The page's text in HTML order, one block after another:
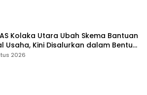
Kolaka Utara Ubah Skema Bantuan
Usaha, Kini Disalurkan dalam Bentuk
Senilai Rp419,5 Juta
2026